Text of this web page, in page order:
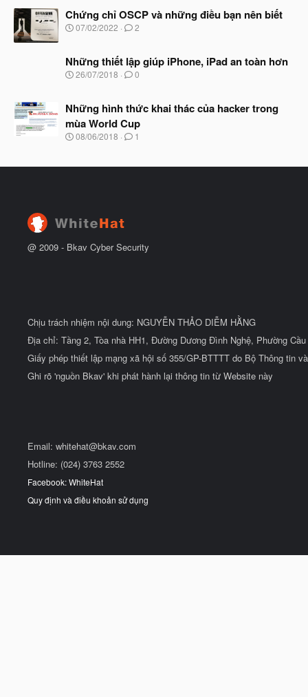
đ
ầ
à
y
b
đ
ầ
Chứng chỉ OSCP và những điều bạn nên biết
N
y
b
ắ
ầ
u
07/02/2022 2
Những thiết lập giúp iPhone, iPad an toàn hơn
N
y
b
ắ
t
26/07/2018 0
Những hình thức khai thác của hacker trong
mùa World Cup
N
y
ầ
08/06/2018 1
@ 2009 - Bkav Cyber Security
Chịu trách nhiệm nội dung: NGUYỄN THẢO DIỄM HẰNG
Địa chỉ: Tầng 2, Tòa nhà HH1, Đường Dương Đình Nghệ, Phường
Giấy phép thiết lập mạng xã hội số 355/GP-BTTTT do Bộ Thông tin
Ghi rõ 'nguồn Bkav' khi phát hành lại thông tin từ Website này
Email: whitehat@bkav.com
Hotline: (024) 3763 2552
Facebook: WhiteHat
Quy định và điều khoản sử dụng